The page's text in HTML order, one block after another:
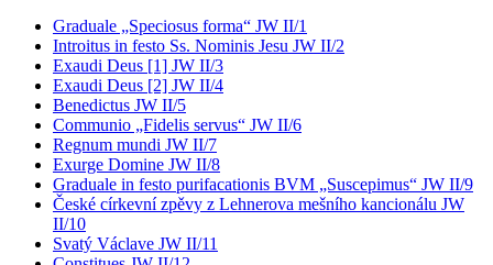
Graduale „Speciosus forma“ JW II/1
Introitus in festo Ss. Nominis Jesu JW II/2
Exaudi Deus [1] JW II/3
Exaudi Deus [2] JW II/4
Benedictus JW II/5
Communio „Fidelis servus“ JW II/6
Regnum mundi JW II/7
Exurge Domine JW II/8
Graduale in festo purifacationis BVM „Suscepimus“ JW II/9
České církevní zpěvy z Lehnerova mešního kancionálu JW
II/10
Svatý Václave JW II/11